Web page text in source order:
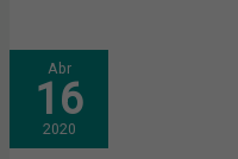
Abr
16
2020
CIRCULAR
FARMACÉUTICA:
YA
DISPONIBLE
LA
EDICIÓN
ESPECIAL